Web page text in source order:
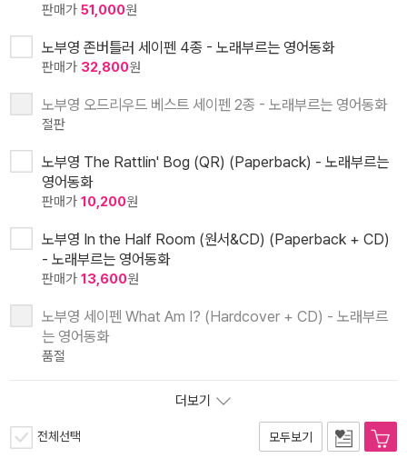
판매가 51,000원
노부영 존버틀러 세이펜 4종 - 노래부르는 영어동화
판매가 32,800원
노부영 오드리우드 베스트 세이펜 2종 - 노래부르는 영어동화
절판
노부영 The Rattlin' Bog (QR) (Paperback) - 노래부르는
영어동화
판매가 10,200원
노부영 In the Half Room (원서&CD) (Paperback + CD)
- 노래부르는 영어동화
판매가 13,600원
노부영 세이펜 What Am I? (Hardcover + CD) - 노래부르
는 영어동화
품절
더보기
전체선택 모두보기